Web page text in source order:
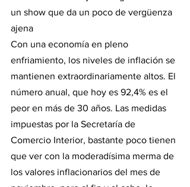
un show que da un poco de vergüenza
ajena
Con una economía en pleno
enfriamiento, los niveles de inflación se
mantienen extraordinariamente altos. El
número anual, que hoy es 92,4% es el
peor en más de 30 años. Las medidas
impuestas por la Secretaría de
Comercio Interior, bastante poco tienen
que ver con la moderadísima merma de
los valores inflacionarios del mes de